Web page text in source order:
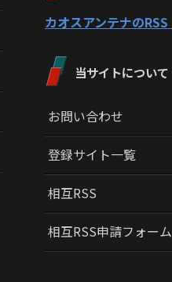
カオスアンテナのRSS
当サイトについて
お問い合わせ
登録サイト一覧
相互RSS
相互RSS申請フォーム